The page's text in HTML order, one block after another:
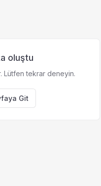
oluştu
Lütfen tekrar deneyin.
Git